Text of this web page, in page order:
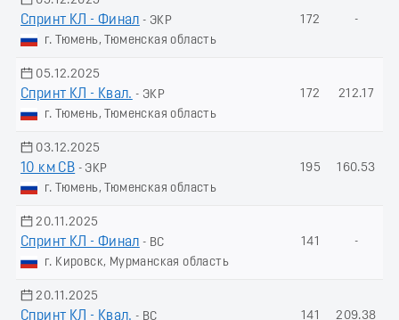
Спринт КЛ - Финал - ЭКР
г. Тюмень, Тюменская область
172 -
05.12.2025
Спринт КЛ - Квал. - ЭКР
г. Тюмень, Тюменская область
172 212.17
03.12.2025
10 км СВ - ЭКР
г. Тюмень, Тюменская область
195 160.53
20.11.2025
Спринт КЛ - Финал - ВС
г. Кировск, Мурманская область
141 -
20.11.2025
Спринт КЛ - Квал. - ВС
141 209.38